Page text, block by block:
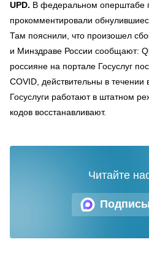
UPD. В федеральном оперштабе
прокомментировали
Там пояснили, что произошел
и Минздраве России сообщают:
россияне на портале Госуслуг
COVID, действительны в течении
Госуслуги работают в штатном
кодов восстанавливают.
Читайте